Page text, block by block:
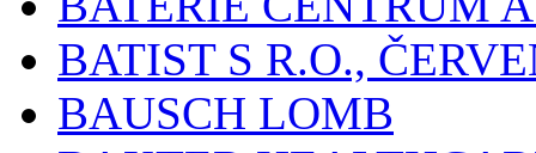
BATIST S R.O.,
BAUSCH LOMB